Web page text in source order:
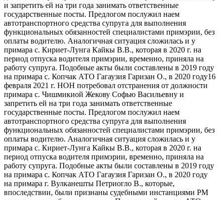
и запретить ей на три года занимать ответственные
государственные посты. Предлогом послужил наем
автотранспортного средства супруга для выполнения
функциональных обязанностей специалистами примэрии, без
оплаты водителю. Аналогичная ситуация сложилась и у
примара с. Кириет-Лунга Кайкы В.В., которая в 2020 г. на
период отпуска водителя примэрии, временно, приняла на
работу супруга. Подобные акты были составлены в 2019 году
на примара с. Копчак АТО Гагаузия Гаризан О., в 2020 году16
февраля 2021 г. НОН потребовал отстранения от должности
примара с. Чишмикиой Жекову Софью Васильевну и
запретить ей на три года занимать ответственные
государственные посты. Предлогом послужил наем
автотранспортного средства супруга для выполнения
функциональных обязанностей специалистами примэрии, без
оплаты водителю. Аналогичная ситуация сложилась и у
примара с. Кириет-Лунга Кайкы В.В., которая в 2020 г. на
период отпуска водителя примэрии, временно, приняла на
работу супруга. Подобные акты были составлены в 2019 году
на примара с. Копчак АТО Гагаузия Гаризан О., в 2020 году
на примара г. Вулканешты Петриогло В., которые,
впоследствии, были признаны судебными инстанциями РМ